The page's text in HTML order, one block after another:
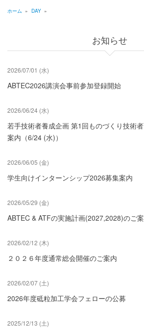
09
12
13
14
16
17
18
19
送
り
く
ず
ホーム » DAY »
お知らせ
2026/07/01 (水)
ABTEC2026講演会事前参加登録開始
2026/06/24 (水)
若手技術者養成企画 第1回ものづくり技術
案内（6/24 (水)）
2026/06/05 (金)
学生向けインターンシップ2026募集案内
2026/05/29 (金)
ABTEC & ATFの実施計画(2027,2028)のご
2026/02/12 (木)
２０２６年度通常総会開催のご案内
2026/02/07 (土)
2026年度砥粒加工学会フェローの公募
2025/12/13 (土)